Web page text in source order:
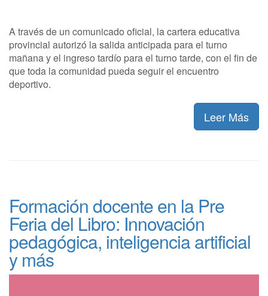
A través de un comunicado oficial, la cartera educativa
provincial autorizó la salida anticipada para el turno
mañana y el ingreso tardío para el turno tarde, con el fin de
que toda la comunidad pueda seguir el encuentro
deportivo.
Leer Más
Formación docente en la Pre
Feria del Libro: Innovación
pedagógica, inteligencia artificial
y más